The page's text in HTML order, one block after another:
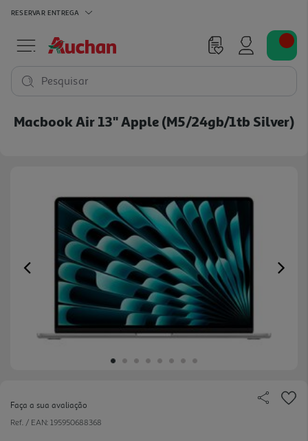
RESERVAR ENTREGA
Pesquisar
Macbook Air 13" Apple (m5/24gb/1tb Silver)
Previous
Faça a sua avaliação
Ref. / EAN: 195950688368